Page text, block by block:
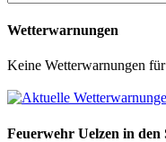
Wetterwarnungen
Keine Wetterwarnungen
Feuerwehr Uelzen in den